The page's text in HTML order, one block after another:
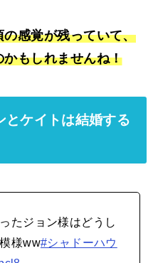
感覚が残っていて、
もしれませんね！
とケイトは結婚する
たジョン様はどうし
様ww#シャドーハウ